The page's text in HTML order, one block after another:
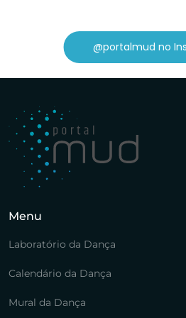
@portalmud no
Menu
Laboratório da Dança
Calendário da Dança
Mural da Dança